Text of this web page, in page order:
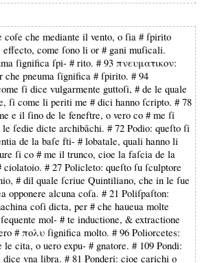
coſe che mediante il vento, o ſia # ſpirito
come ſono li or # gani muſicali.
ſignifica ſpi- # rito. # 93 πνευματικον:
che pneuma ſignifica # ſpirito. # 94
ſi dice vulgarmente guttoſi, # de le quale
ſi come li periti me # dici hanno ſcripto. # 78
e il ſino de le feneftre, o vero co # me ſi
ſedie dicte archibãchi. # 72 Podio: queſto ſi
de la baſe fti- # lobatale, quali hanno li
ſi co # me il trunco, cioe la faſcia de la
ciolatoio. # 27 Policleto: queſto ſu ſculptore
# dil quale ſcriue Quintiliano, che in le ſue
opponere alcuna coſa. # 21 Poliſpaſton:
coſi dicta, per # che haueua molte
mol- # te inductione, & extractione
# πολυ ſignifica molto. # 96 Poliorcetes:
le cita, o uero expu- # gnatore. # 109 Pondi:
dice vna libra. # 81 Ponderi: cioe carichi o